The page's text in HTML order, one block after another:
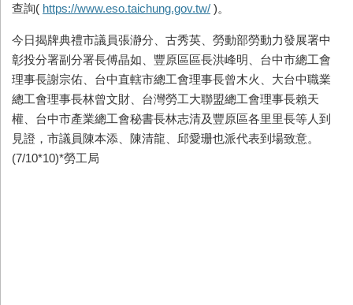
查詢( https://www.eso.taichung.gov.tw/ )。
今日揭牌典禮市議員張瀞分、古秀英、勞動部勞動力發展署中
彰投分署副分署長傅晶如、豐原區區長洪峰明、台中市總工會
理事長謝宗佑、台中直轄市總工會理事長曾木火、大台中職業
總工會理事長林曾文財、台灣勞工大聯盟總工會理事長賴天
權、台中市產業總工會秘書長林志清及豐原區各里里長等人到
見證，市議員陳本添、陳清龍、邱愛珊也派代表到場致意。
(7/10*10)*勞工局